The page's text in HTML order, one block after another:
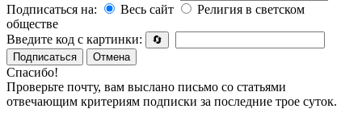
Подписаться на:
Весь сайт
Религия в светском
обществе
Введите код с картинки:
🔄
Подписаться
Отмена
Спасибо!
Проверьте почту, вам выслано письмо со статьями
отвечающим критериям подписки за последние трое суток.